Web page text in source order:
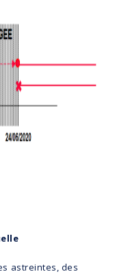
astreintes, des